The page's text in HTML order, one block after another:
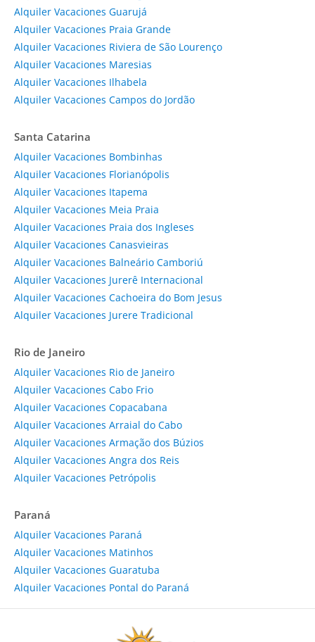
Alquiler Vacaciones Guarujá
Alquiler Vacaciones Praia Grande
Alquiler Vacaciones Riviera de São Lourenço
Alquiler Vacaciones Maresias
Alquiler Vacaciones Ilhabela
Alquiler Vacaciones Campos do Jordão
Santa Catarina
Alquiler Vacaciones Bombinhas
Alquiler Vacaciones Florianópolis
Alquiler Vacaciones Itapema
Alquiler Vacaciones Meia Praia
Alquiler Vacaciones Praia dos Ingleses
Alquiler Vacaciones Canasvieiras
Alquiler Vacaciones Balneário Camboriú
Alquiler Vacaciones Jurerê Internacional
Alquiler Vacaciones Cachoeira do Bom Jesus
Alquiler Vacaciones Jurere Tradicional
Rio de Janeiro
Alquiler Vacaciones Rio de Janeiro
Alquiler Vacaciones Cabo Frio
Alquiler Vacaciones Copacabana
Alquiler Vacaciones Arraial do Cabo
Alquiler Vacaciones Armação dos Búzios
Alquiler Vacaciones Angra dos Reis
Alquiler Vacaciones Petrópolis
Paraná
Alquiler Vacaciones Paraná
Alquiler Vacaciones Matinhos
Alquiler Vacaciones Guaratuba
Alquiler Vacaciones Pontal do Paraná